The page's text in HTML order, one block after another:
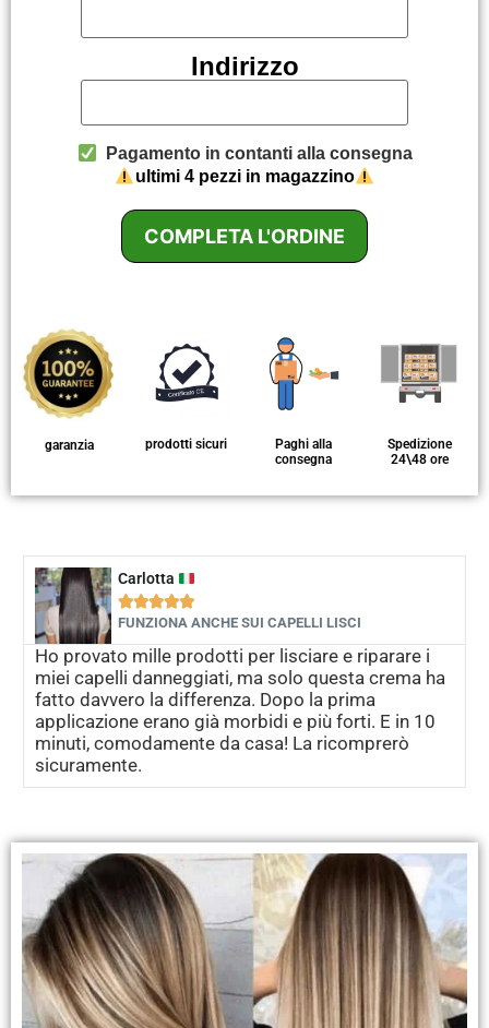
Indirizzo
Pagamento in contanti alla consegna
ultimi 4 pezzi in magazzino
COMPLETA L'ORDINE
garanzia prodotti sicuri
Paghi alla
consegna
Spedizione
24\48 ore
Carlotta

FUNZIONA ANCHE SUI CAPELLI LISCI
Ho provato mille prodotti per lisciare e riparare i
miei capelli danneggiati, ma solo questa crema ha
fatto davvero la differenza. Dopo la prima
applicazione erano già morbidi e più forti. E in 10
minuti, comodamente da casa! La ricomprerò
sicuramente.